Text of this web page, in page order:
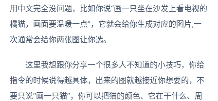
用中文完全没问题，比如你说“画一只坐在沙发上看电视的
橘猫，画面要温暖一点”，它就会给你生成对应的图片,一
次通常会给你两张图让你选。
这里我想跟你分享一个很多人不知道的小技巧，你给
指令的时候说得越具体，出来的图就越接近你想要的，不
要只说“画一只猫”，你可以把猫的颜色、它在干什么、周